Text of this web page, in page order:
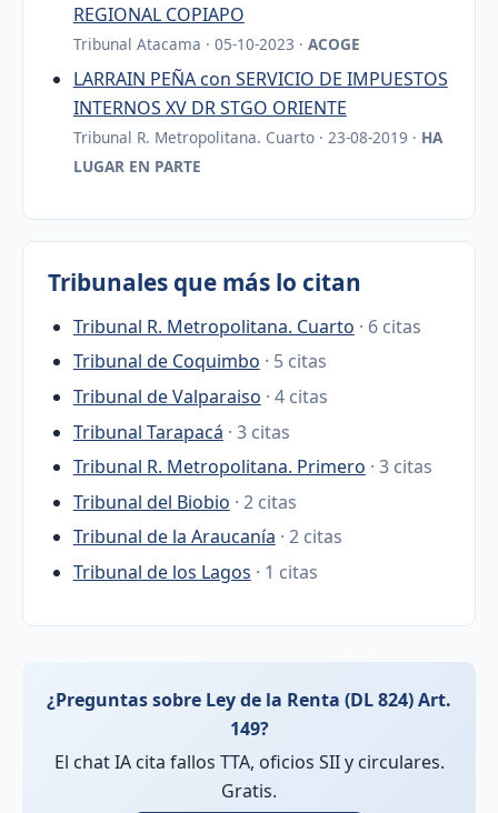
REGIONAL COPIAPO
Tribunal Atacama · 05-10-2023 · ACOGE
LARRAIN PEÑA con SERVICIO DE IMPUESTOS
INTERNOS XV DR STGO ORIENTE
Tribunal R. Metropolitana. Cuarto · 23-08-2019 · HA
LUGAR EN PARTE
Tribunales que más lo citan
Tribunal R. Metropolitana. Cuarto · 6 citas
Tribunal de Coquimbo · 5 citas
Tribunal de Valparaiso · 4 citas
Tribunal Tarapacá · 3 citas
Tribunal R. Metropolitana. Primero · 3 citas
Tribunal del Biobio · 2 citas
Tribunal de la Araucanía · 2 citas
Tribunal de los Lagos · 1 citas
¿Preguntas sobre Ley de la Renta (DL 824) Art.
149?
El chat IA cita fallos TTA, oficios SII y circulares.
Gratis.